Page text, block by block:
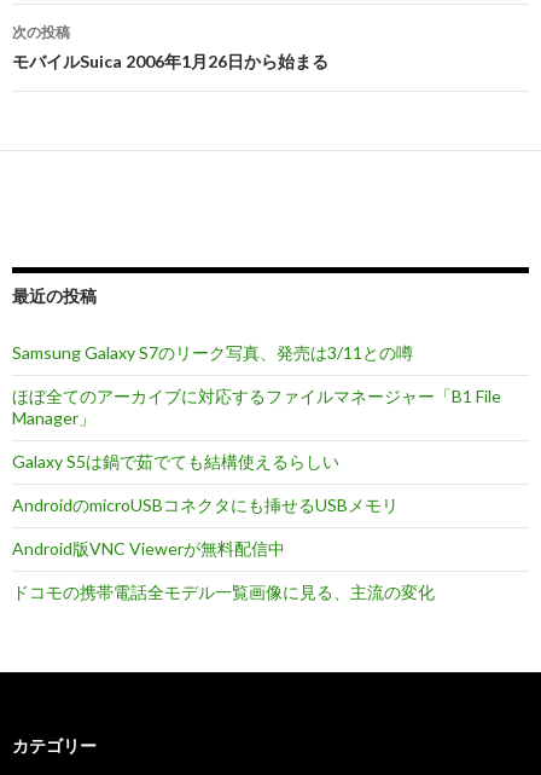
ナ
ビ
ゲ
ー
ン
次の投稿
モバイルSuica 2006年1月26日から始まる
最近の投稿
Samsung Galaxy S7のリーク写真、発売は3/11との噂
ほぼ全てのアーカイブに対応するファイルマネージャー「B1 File
Manager」
Galaxy S5は鍋で茹でても結構使えるらしい
AndroidのmicroUSBコネクタにも挿せるUSBメモリ
Android版VNC Viewerが無料配信中
ドコモの携帯電話全モデル一覧画像に見る、主流の変化
カテゴリー